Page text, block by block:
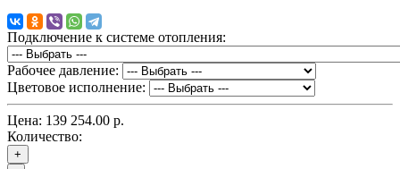
Подключение к системе отопления:
Рабочее давление:
Цветовое исполнение:
Цена: 139 254.00 р.
Количество:
+